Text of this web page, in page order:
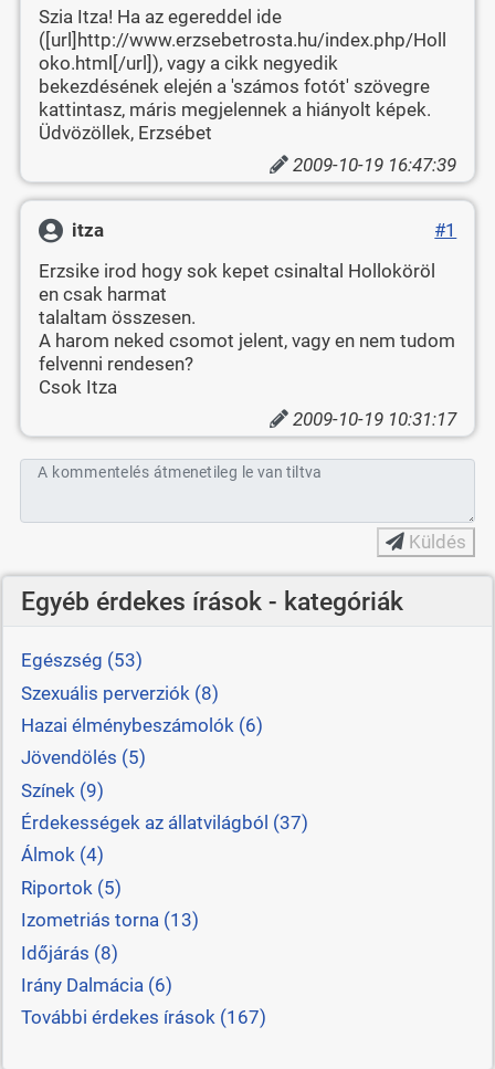
Szia Itza! Ha az egereddel ide
([url]http://www.erzsebetrosta.hu/index.php/Holl
oko.html[/url]), vagy a cikk negyedik
bekezdésének elején a 'számos fotót' szövegre
kattintasz, máris megjelennek a hiányolt képek.
Üdvözöllek, Erzsébet
2009-10-19 16:47:39
itza
#1
Erzsike irod hogy sok kepet csinaltal Holloköröl
en csak harmat
talaltam összesen.
A harom neked csomot jelent, vagy en nem tudom
felvenni rendesen?
Csok Itza
2009-10-19 10:31:17
A kommentelés átmenetileg le van tiltva
Küldés
Egyéb érdekes írások - kategóriák
Egészség (53)
Szexuális perverziók (8)
Hazai élménybeszámolók (6)
Jövendölés (5)
Színek (9)
Érdekességek az állatvilágból (37)
Álmok (4)
Riportok (5)
Izometriás torna (13)
Időjárás (8)
Irány Dalmácia (6)
További érdekes írások (167)